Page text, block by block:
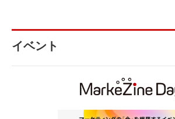
イベント